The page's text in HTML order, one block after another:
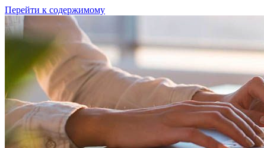
Перейти к содержимому